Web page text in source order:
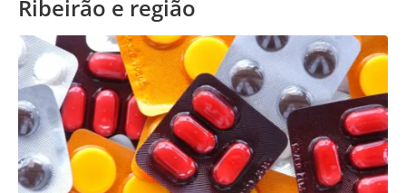
Ribeirão e região